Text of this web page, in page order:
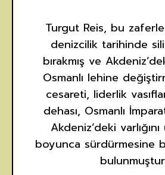
Turgut Reis, bu
denizcilik tarihinde
bırakmış ve
Osmanlı lehine
cesareti, liderlik
dehası, Osmanlı
Akdeniz’deki
boyunca sürdürmesine